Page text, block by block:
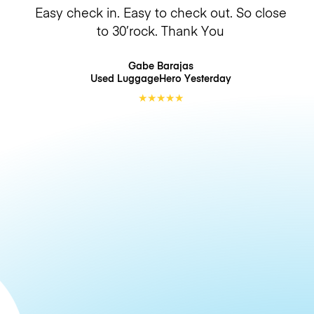
Easy check in. Easy to check out. So close
to 30’rock. Thank You
Gabe Barajas
Used LuggageHero Yesterday
★★★★★